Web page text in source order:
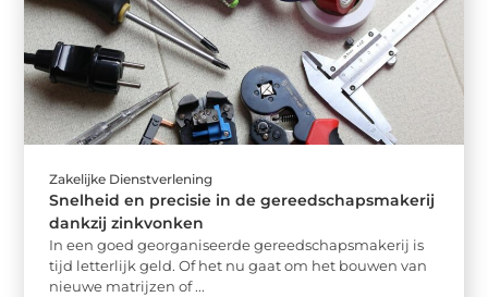
Zakelijke Dienstverlening
Snelheid en precisie in de gereedschapsmakerij
dankzij zinkvonken
In een goed georganiseerde gereedschapsmakerij is
tijd letterlijk geld. Of het nu gaat om het bouwen van
nieuwe matrijzen of ...